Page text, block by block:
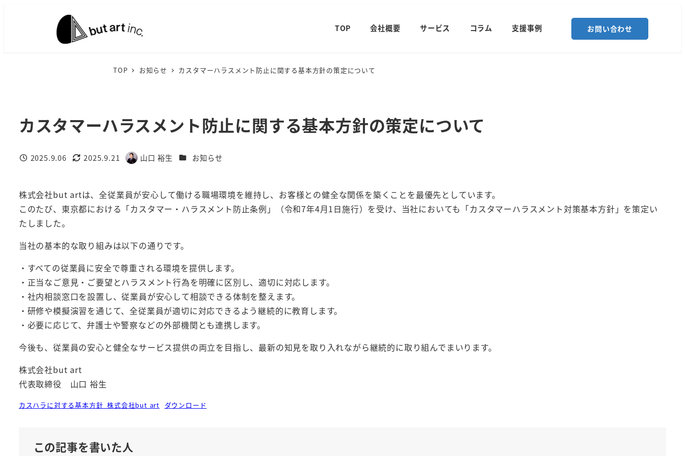
TOP 会社概要 サービス コラム 支援事例 お問い合わせ
TOP お知らせ カスタマーハラスメント防止に関する基本方針の策定について
カスタマーハラスメント防止に関する基本方針の策定について
投稿日
2025.9.06
更新日
2025.9.21
著
山口 裕生 カテゴリー
お知らせ
株式会社but artは、全従業員が安心して働ける職場環境を維持し、お客様との健全な関係を築くことを最優先としています。
このたび、東京都における「カスタマー・ハラスメント防止条例」（令和7年4月1日施行）を受け、当社においても「カスタマーハラスメント対策基本方針」を策定い
たしました。
当社の基本的な取り組みは以下の通りです。
・すべての従業員に安全で尊重される環境を提供します。
・正当なご意見・ご要望とハラスメント行為を明確に区別し、適切に対応します。
・社内相談窓口を設置し、従業員が安心して相談できる体制を整えます。
・研修や模擬演習を通じて、全従業員が適切に対応できるよう継続的に教育します。
・必要に応じて、弁護士や警察などの外部機関とも連携します。
今後も、従業員の安心と健全なサービス提供の両立を目指し、最新の知見を取り入れながら継続的に取り組んでまいります。
株式会社but art
代表取締役 山口 裕生
カスハラに対する基本方針_株式会社but art ダウンロード
この記事を書いた人